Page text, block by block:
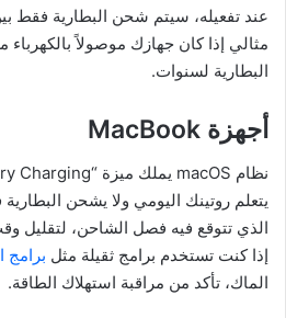
مثالي إذا كان جهازك موصولاً
البطارية لسنوات.
أجهزة MacBook
إذا كنت تستخدم برامج ثقيلة مثل برامج
الماك، تأكد من مراقبة استهلاك الطاقة.